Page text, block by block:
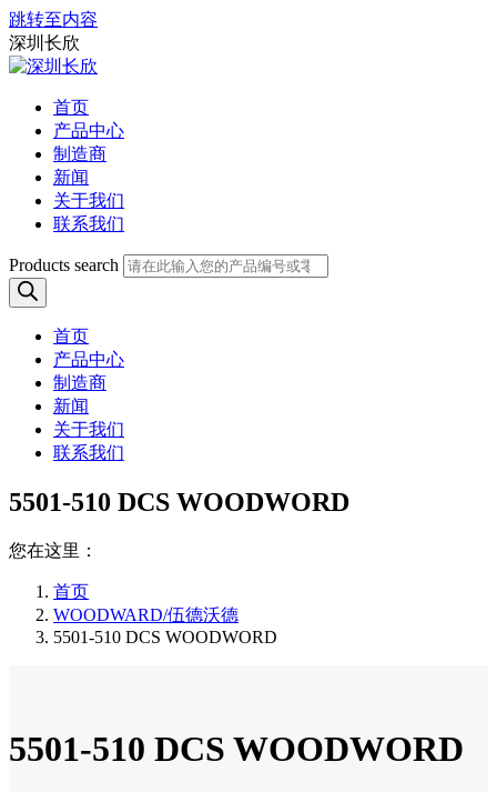
跳转至内容
深圳长欣
首页
产品中心
制造商
新闻
关于我们
联系我们
Products search
首页
产品中心
制造商
新闻
关于我们
联系我们
5501-510 DCS WOODWORD
您在这里：
首页
WOODWARD/伍德沃德
5501-510 DCS WOODWORD
5501-510 DCS WOODWORD